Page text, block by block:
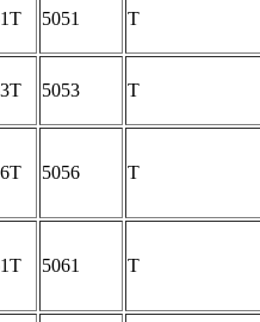
5051 T
5053 T
5056 T
5061 T